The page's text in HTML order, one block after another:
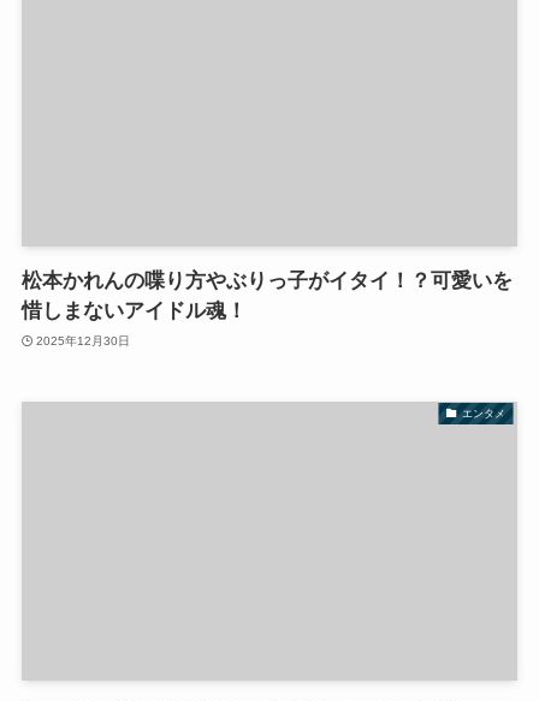
松本かれんの喋り方やぶりっ子がイタイ！？可愛いを
惜しまないアイドル魂！
2025年12月30日
エンタメ